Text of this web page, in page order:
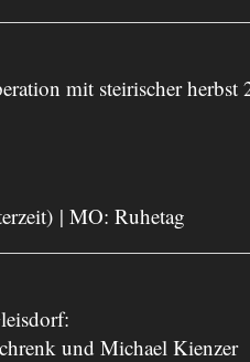
mit steirischer herbst
| MO: Ruhetag
und Michael Kienzer